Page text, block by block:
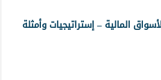
المالية – إستراتيجيات وأمثلة